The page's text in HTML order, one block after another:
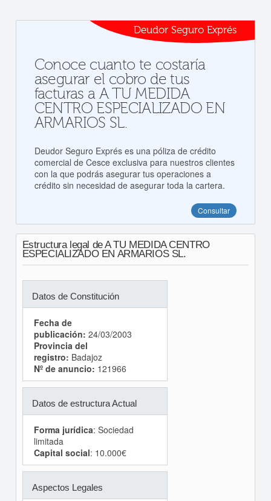
Deudor Seguro Exprés
Conoce cuanto te costaría
asegurar el cobro de tus
facturas a A TU MEDIDA
CENTRO ESPECIALIZADO EN
ARMARIOS SL.
Deudor Seguro Exprés es una póliza de crédito
comercial de Cesce exclusiva para nuestros clientes
con la que podrás asegurar tus operaciones a
crédito sin necesidad de asegurar toda la cartera.
Consultar
Estructura legal de A TU MEDIDA CENTRO
ESPECIALIZADO EN ARMARIOS SL.
Datos de Constitución
Fecha de
publicación: 24/03/2003
Provincia del
registro: Badajoz
Nº de anuncio: 121966
Datos de estructura Actual
Forma jurídica: Sociedad
limitada
Capital social: 10.000€
Aspectos Legales